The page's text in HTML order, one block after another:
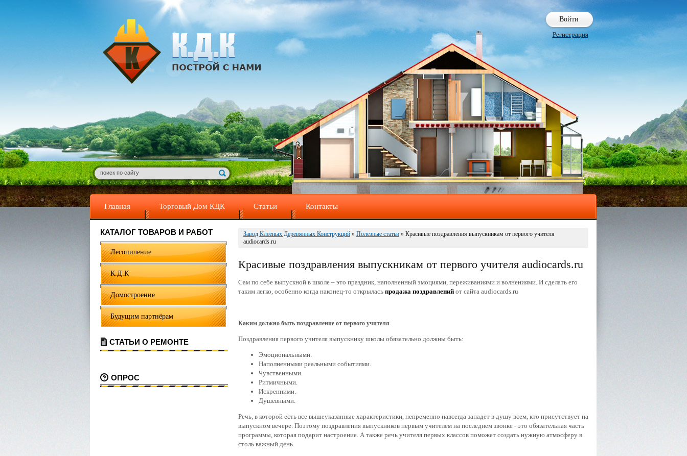
Войти
Регистрация
Главная Торговый Дом КДК Статьи Контакты
КАТАЛОГ ТОВАРОВ И РАБОТ
Лесопиление
К.Д.К
Домостроение
Будущим партнёрам
СТАТЬИ О РЕМОНТЕ
ОПРОС
Завод Клееных Деревянных Конструкций » Полезные статьи » Красивые поздравления выпускникам от первого учителя
audiocards.ru
Красивые поздравления выпускникам от первого учителя audiocards.ru
Сам по себе выпускной в школе – это праздник, наполненный эмоциями, переживаниями и волнениями. И сделать его
таким легко, особенно когда наконец-то открылась продажа поздравлений от сайта audiocards.ru
Каким должно быть поздравление от первого учителя
Поздравления первого учителя выпускнику школы обязательно должны быть:
Эмоциональными.
Наполненными реальными событиями.
Чувственными.
Ритмичными.
Искренними.
Душевными.
Речь, в которой есть все вышеуказанные характеристики, непременно навсегда западет в душу всем, кто присутствует на
выпускном вечере. Поэтому поздравления выпускников первым учителем на последнем звонке - это обязательная часть
программы, которая подарит настроение. А также речь учителя первых классов поможет создать нужную атмосферу в
столь важный день.